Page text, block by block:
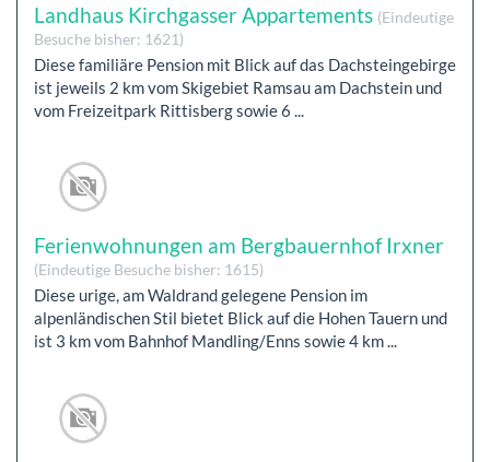
Landhaus Kirchgasser Appartements (Eindeutige
Besuche bisher: 1621)
Diese familiäre Pension mit Blick auf das Dachsteingebirge
ist jeweils 2 km vom Skigebiet Ramsau am Dachstein und
vom Freizeitpark Rittisberg sowie 6 ...
Ferienwohnungen am Bergbauernhof Irxner
(Eindeutige Besuche bisher: 1615)
Diese urige, am Waldrand gelegene Pension im
alpenländischen Stil bietet Blick auf die Hohen Tauern und
ist 3 km vom Bahnhof Mandling/Enns sowie 4 km ...